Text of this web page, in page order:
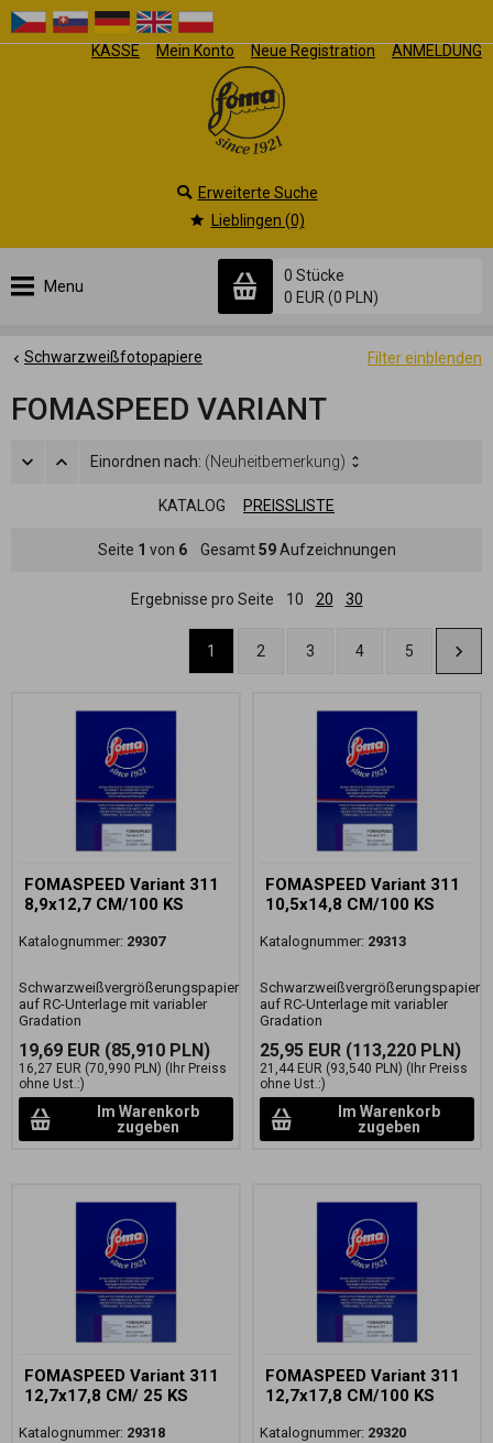
KASSE Mein Konto Neue Registration ANMELDUNG
Menu
0 Stücke
0 EUR (0 PLN)
Erweiterte Suche
Lieblingen (0)
Filter einblenden
Schwarzweißfotopapiere
FOMASPEED VARIANT
Einordnen nach: (Neuheitbemerkung)
KATALOG PREISSLISTE
Seite 1 von 6Gesamt59Aufzeichnungen
Ergebnisse pro Seite 10 20 30
1 2 3 4 5
FOMASPEED Variant 311
8,9x12,7 CM/100 KS
Katalognummer: 29307
Schwarzweißvergrößerungspapier
auf RC-Unterlage mit variabler
Gradation
19,69 EUR (85,910 PLN)
16,27 EUR (70,990 PLN) (Ihr Preiss
ohne Ust.:)
Im Warenkorb
zugeben
FOMASPEED Variant 311
10,5x14,8 CM/100 KS
Katalognummer: 29313
Schwarzweißvergrößerungspapier
auf RC-Unterlage mit variabler
Gradation
25,95 EUR (113,220 PLN)
21,44 EUR (93,540 PLN) (Ihr Preiss
ohne Ust.:)
Im Warenkorb
zugeben
FOMASPEED Variant 311
12,7x17,8 CM/ 25 KS
Katalognummer: 29318
FOMASPEED Variant 311
12,7x17,8 CM/100 KS
Katalognummer: 29320